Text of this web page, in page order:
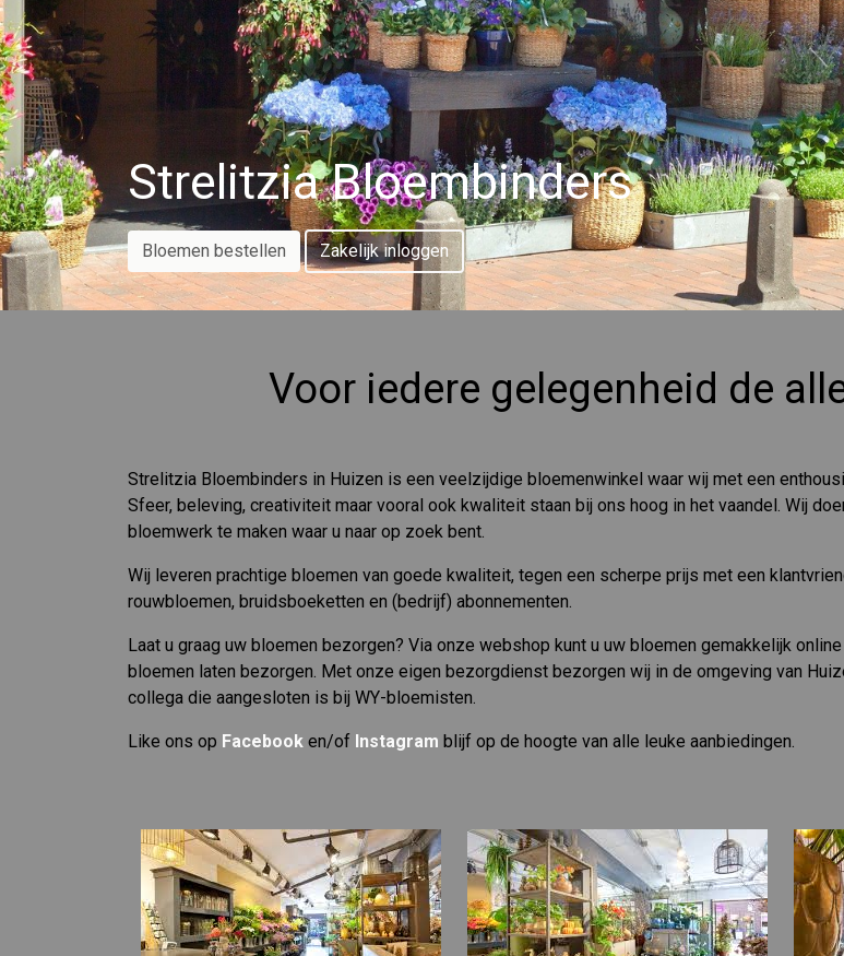
Strelitzia Bloembinders
Bloemen bestellen Zakelijk inloggen
Voor iedere gelegenheid de
Strelitzia Bloembinders in Huizen is een veelzijdige bloemenwinkel waar wij met een
Sfeer, beleving, creativiteit maar vooral ook kwaliteit staan bij ons hoog in het vaandel. Wij
bloemwerk te maken waar u naar op zoek bent.
Wij leveren prachtige bloemen van goede kwaliteit, tegen een scherpe prijs met een
rouwbloemen, bruidsboeketten en (bedrijf) abonnementen.
Laat u graag uw bloemen bezorgen? Via onze webshop kunt u uw bloemen gemakkelijk
bloemen laten bezorgen. Met onze eigen bezorgdienst bezorgen wij in de omgeving van
collega die aangesloten is bij WY-bloemisten.
Like ons op Facebook en/of Instagram blijf op de hoogte van alle leuke aanbiedingen.